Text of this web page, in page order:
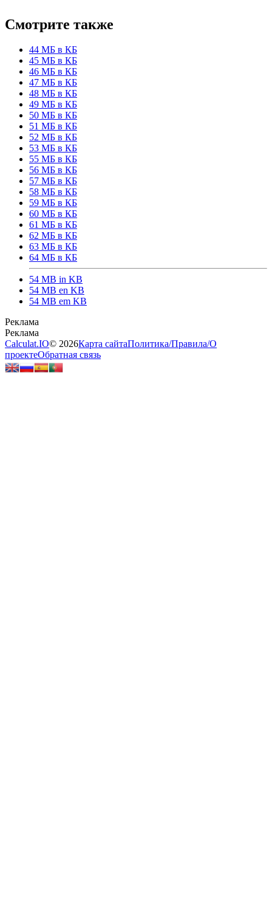
Смотрите также
44 МБ в КБ
45 МБ в КБ
46 МБ в КБ
47 МБ в КБ
48 МБ в КБ
49 МБ в КБ
50 МБ в КБ
51 МБ в КБ
52 МБ в КБ
53 МБ в КБ
55 МБ в КБ
56 МБ в КБ
57 МБ в КБ
58 МБ в КБ
59 МБ в КБ
60 МБ в КБ
61 МБ в КБ
62 МБ в КБ
63 МБ в КБ
64 МБ в КБ
54 MB in KB
54 MB en KB
54 MB em KB
Calculat.IO© 2026Карта сайтаПолитика/Правила/О
проектеОбратная связь